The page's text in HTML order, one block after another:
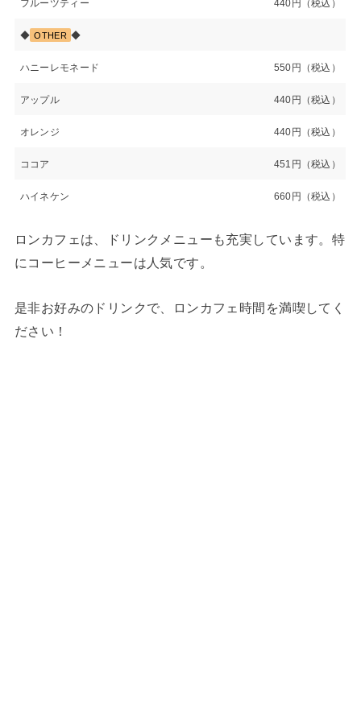
フルーツティー 440円（税込）
◆ OTHER ◆
ハニーレモネード 550円（税込）
アップル 440円（税込）
オレンジ 440円（税込）
ココア 451円（税込）
ハイネケン 660円（税込）
ロンカフェは、ドリンクメニューも充実しています。特
にコーヒーメニューは人気です。
是非お好みのドリンクで、ロンカフェ時間を満喫してく
ださい！